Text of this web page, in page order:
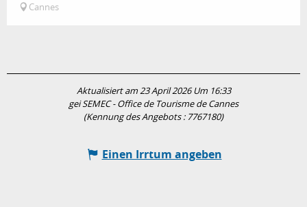
Cannes
Aktualisiert am 23 April 2026 Um 16:33
gei SEMEC - Office de Tourisme de Cannes
(Kennung des Angebots : 7767180)
Einen Irrtum angeben